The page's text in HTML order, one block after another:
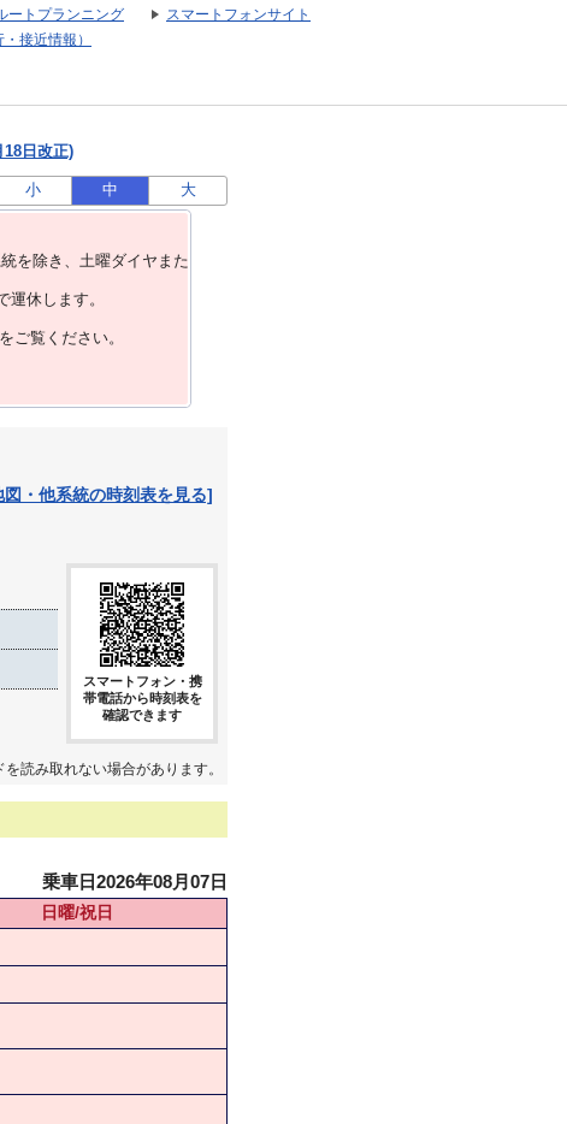
ートプランニング
スマートフォンサイト
接近情報）
18日改正)
小 中 大
を除き、⼟曜ダイヤまた
休します。
をご覧ください。
・他系統の時刻表を見る]
スマートフォン・携
帯電話から時刻表を
確認できます
読み取れない場合があります。
乗車日2026年08月07日
日曜/祝日